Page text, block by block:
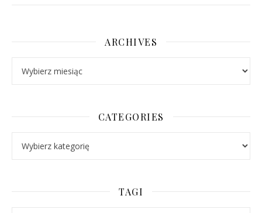
ARCHIVES
CATEGORIES
TAGI